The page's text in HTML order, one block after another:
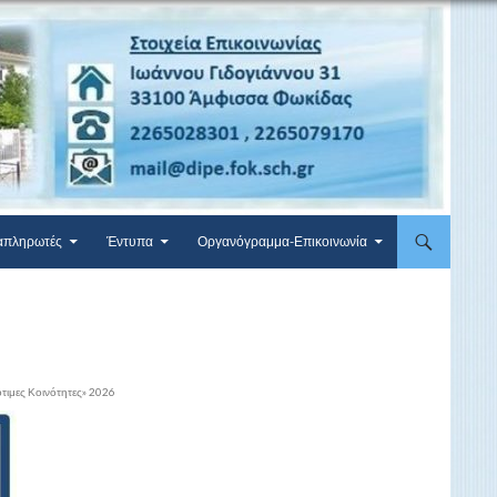
Έντυπα Οργανόγραμμα-Επικοινωνία
Κοινότητες» 2026